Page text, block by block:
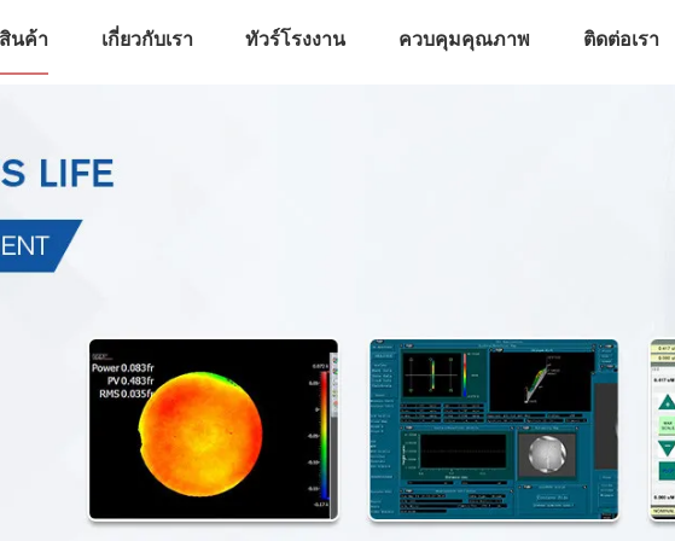
สินค้า เกี่ยวกับเรา ทัวร์โรงงาน ควบคุมคุณภาพ ติดต่อเรา